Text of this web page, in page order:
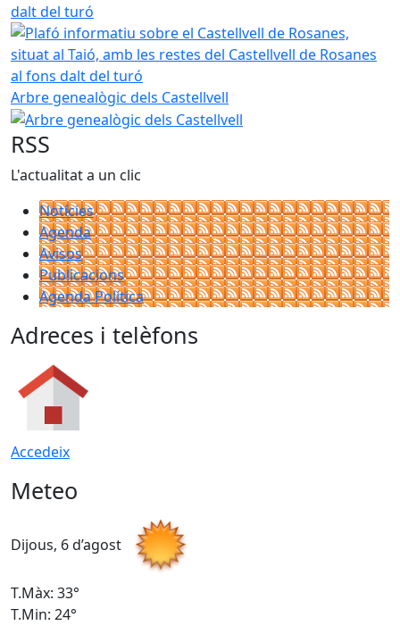
dalt del turó
Arbre genealògic dels Castellvell
RSS
L'actualitat a un clic
Notícies
Agenda
Avisos
Publicacions
Agenda Política
Adreces i telèfons
Accedeix
Meteo
Dijous, 6 d’agost
T.Màx: 33°
T.Min: 24°